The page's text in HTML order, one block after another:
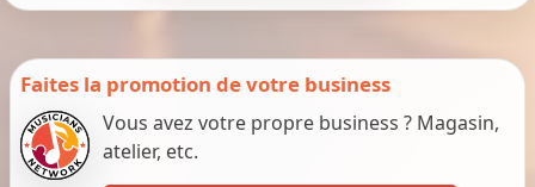
Faites la promotion de votre business
Vous avez votre propre business ? Magasin,
atelier, etc.